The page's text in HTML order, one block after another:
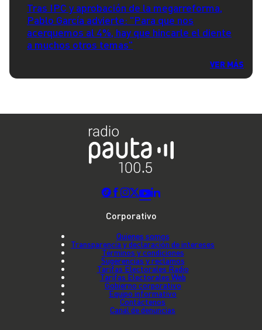
Tras IPC y aprobación de la megarreforma,
Pablo García advierte: "Para que nos
acerquemos al 4%, hay que hincarle el diente
a muchos otros temas"
VER MÁS
Corporativo
Quienes somos
Transparencia y declaración de intereses
Términos y condiciones
Sugerencias y reclamos
Tarifas Electorales Radio
Tarifas Electorales Web
Gobierno corporativo
Equipo informativo
Contáctenos
Canal de denuncias